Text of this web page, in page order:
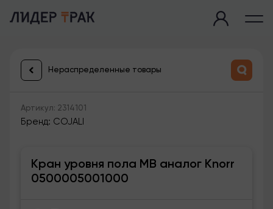
Нераспределенные товары
Артикул: 2314101
Бренд: COJALI
Кран уровня пола МВ аналог Knorr
0500005001000